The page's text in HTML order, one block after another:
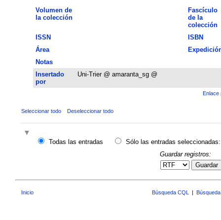
Volumen de
la colección
Fascículo
de la
colección
ISSN
ISBN
Área
Notas
Insertado
por
Uni-Trier @ amaranta_sg @
Enlace
Seleccionar todo Deseleccionar todo
Todas las entradas
Sólo las entradas seleccionadas:
Guardar registros:
Guardar
Inicio Búsqueda CQL